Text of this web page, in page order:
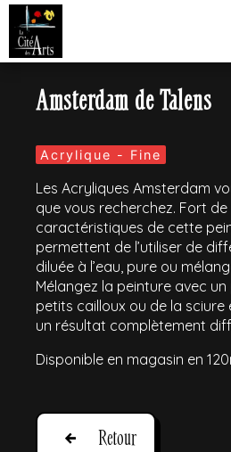
Amsterdam de Talens
Acrylique - Fine
Les Acryliques Amsterdam
que vous recherchez. Fort de
caractéristiques de cette
permettent de l’utiliser de
diluée à l’eau, pure ou
Mélangez la peinture avec
petits cailloux ou de la
un résultat complètement
Disponible en magasin en
Retour
Panneau de gestion des cookies